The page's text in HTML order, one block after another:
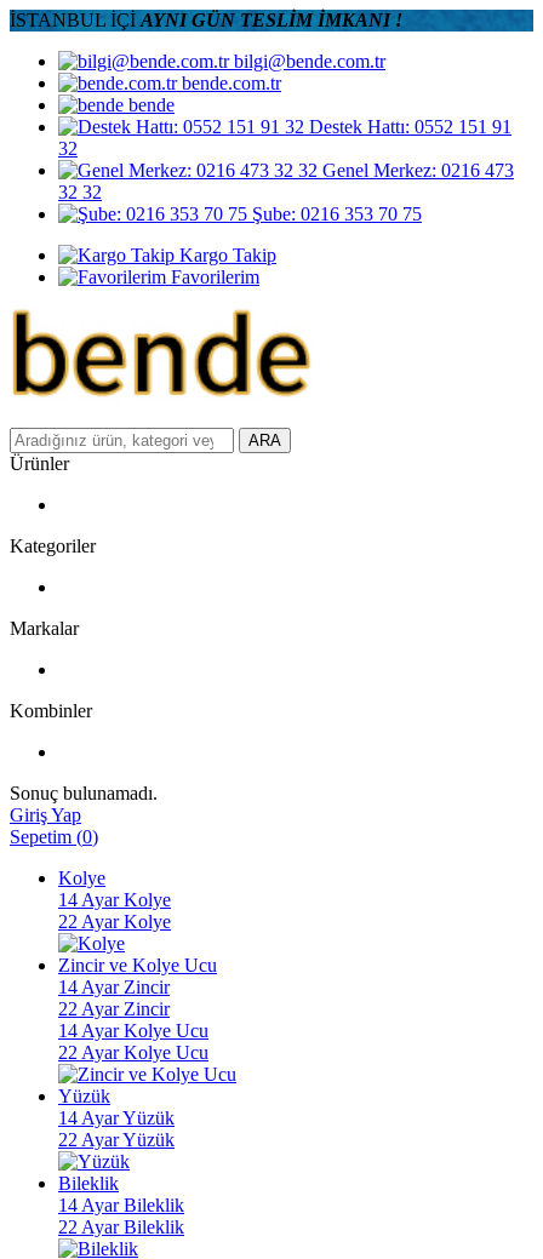
İSTANBUL İÇİ AYNI GÜN TESLİM İMKANI !
bilgi@bende.com.tr
bende.com.tr
bende
Destek Hattı: 0552 151 91
32
Genel Merkez: 0216 473
32 32
Şube: 0216 353 70 75
Kargo Takip
Favorilerim
ARA
Ürünler
Kategoriler
Markalar
Kombinler
Sonuç bulunamadı.
Giriş Yap
Sepetim (0)
Kolye
14 Ayar Kolye
22 Ayar Kolye
Zincir ve Kolye Ucu
14 Ayar Zincir
22 Ayar Zincir
14 Ayar Kolye Ucu
22 Ayar Kolye Ucu
Yüzük
14 Ayar Yüzük
22 Ayar Yüzük
Bileklik
14 Ayar Bileklik
22 Ayar Bileklik